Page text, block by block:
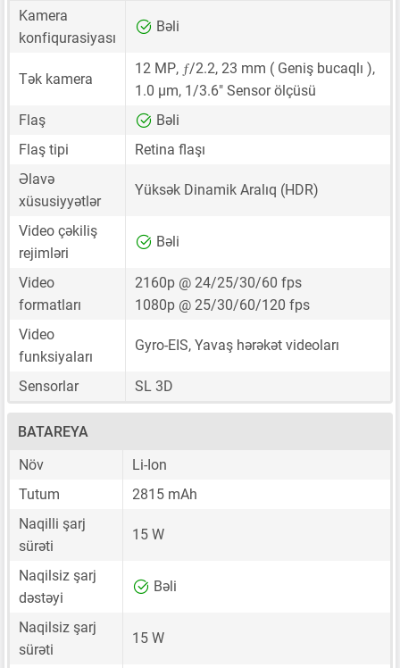
Kamera
konfiqurasiyası
Bəli
Tək kamera
12 MP, ƒ/2.2, 23 mm ( Geniş bucaqlı ),
1.0 μm, 1/3.6" Sensor ölçüsü
Flaş
Bəli
Flaş tipi
Retina flaşı
Əlavə
xüsusiyyətlər
Yüksək Dinamik Aralıq (HDR)
Video çəkiliş
rejimləri
Bəli
Video
formatları
2160p @ 24/25/30/60 fps
1080p @ 25/30/60/120 fps
Video
funksiyaları
Gyro-EIS, Yavaş hərəkət videoları
Sensorlar SL 3D
BATAREYA
Növ
Li-Ion
Tutum
2815 mAh
Naqilli şarj
sürəti
15 W
Naqilsiz şarj
dəstəyi
Bəli
Naqilsiz şarj
sürəti
15 W